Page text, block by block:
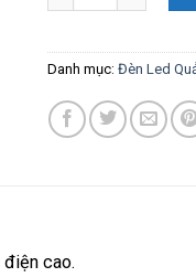
Danh mục: Đèn Led
cao.